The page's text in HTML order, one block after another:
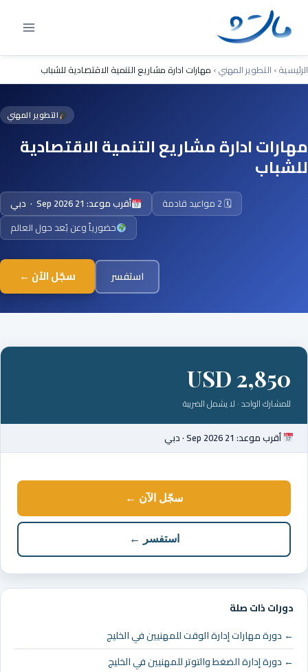
content
الرئيسية› التطوير المهني› مهارات ادارة مشاريع التنمية الاقتصادية للشباب
التطوير المهني
مهارات ادارة مشاريع التنمية الاقتصادية
للشباب
أقرب موعد: 21 Sep 2026 · دبي
🗓 2 مواعيد قادمة
حضورياً وعن بُعد حول العالم
سجّل الآن ← استفسر
USD 2,850
للمشارك الواحد · لا يشمل الضريبة
أقرب موعد: 21 Sep 2026 · دبي
سجّل الآن ←
استفسر ←
دورات ذات صلة
← دورة مهارات إدارة الوقت للمهنيين في الخليج
← دورة إدارة الضغط والتوتر للمهنيين في الخليج